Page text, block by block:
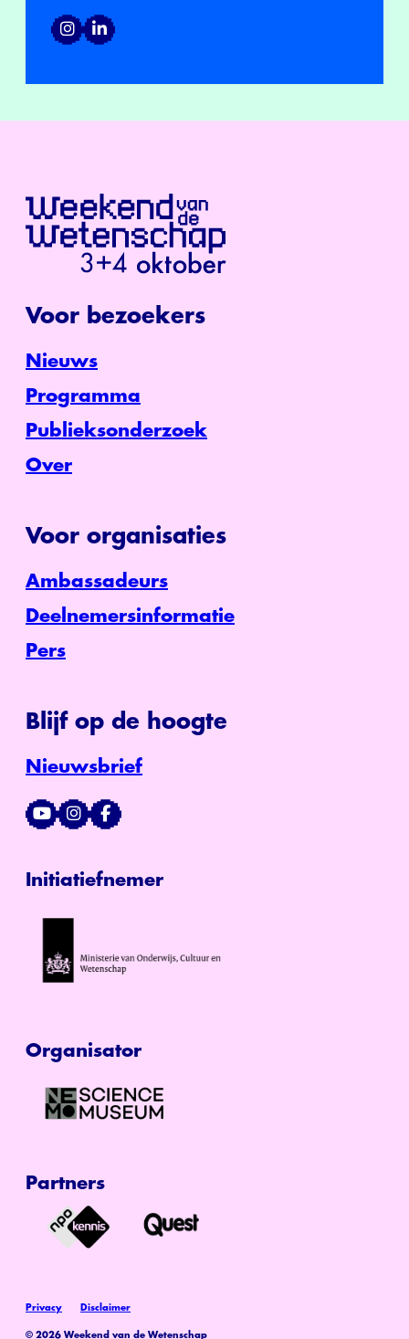
Voor bezoekers
Nieuws
Programma
Publieksonderzoek
Over
Voor organisaties
Ambassadeurs
Deelnemersinformatie
Pers
Blijf op de hoogte
Nieuwsbrief
Initiatiefnemer
Organisator
Partners
© 2026 Weekend van de Wetenschap
Privacy Disclaimer